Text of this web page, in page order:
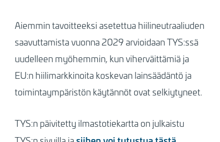
Aiemmin tavoitteeksi asetettua hiilineutraaliuden
saavuttamista vuonna 2029 arvioidaan TYS:ssä
uudelleen myöhemmin, kun viherväittämiä ja
EU:n hiilimarkkinoita koskevan lainsäädäntö ja
toimintaympäristön käytännöt ovat selkiytyneet.
TYS:n päivitetty ilmastotiekartta on julkaistu